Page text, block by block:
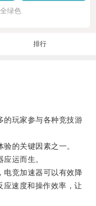
绿色
排行
玩家参与各种竞技游
的关键因素之一。
运而生。
竞加速器可以有效降
应速度和操作效率，让